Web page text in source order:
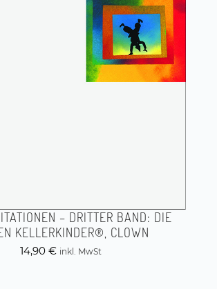
– DRITTER BAND: DIE
KELLERKINDER®, CLOWN
14,90 € inkl. MwSt